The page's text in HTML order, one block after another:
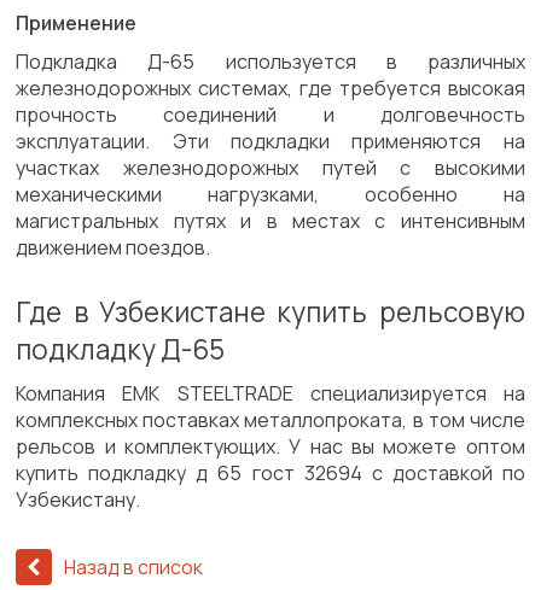
Применение
Подкладка Д-65 используется в различных
железнодорожных системах, где требуется высокая
прочность соединений и долговечность
эксплуатации. Эти подкладки применяются на
участках железнодорожных путей с высокими
механическими нагрузками, особенно на
магистральных путях и в местах с интенсивным
движением поездов.
Где в Узбекистане купить рельсовую
подкладку Д-65
Компания ЕМК STEELTRADE специализируется на
комплексных поставках металлопроката, в том числе
рельсов и комплектующих. У нас вы можете оптом
купить подкладку д 65 гост 32694 с доставкой по
Узбекистану.
Назад в список